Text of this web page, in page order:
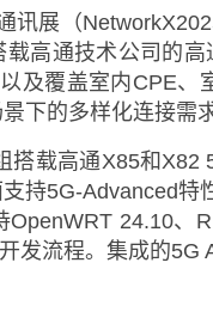
讯展（
载高通技术公司的
及覆盖室内CPE
下的多样化连接需
搭载高通X85和
持5G-Advanced
24.10、
发流程。集成的